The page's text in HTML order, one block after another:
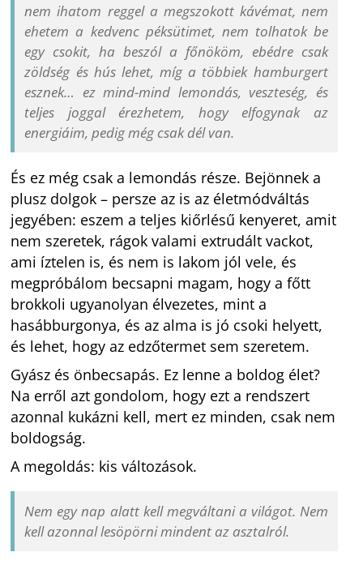
nem ihatom reggel a megszokott kávémat, nem
ehetem a kedvenc péksütimet, nem tolhatok be
egy csokit, ha beszól a főnököm, ebédre csak
zöldség és hús lehet, míg a többiek hamburgert
esznek… ez mind-mind lemondás, veszteség, és
teljes joggal érezhetem, hogy elfogynak az
energiáim, pedig még csak dél van.
És ez még csak a lemondás része. Bejönnek a
plusz dolgok – persze az is az életmódváltás
jegyében: eszem a teljes kiőrlésű kenyeret, amit
nem szeretek, rágok valami extrudált vackot,
ami íztelen is, és nem is lakom jól vele, és
megpróbálom becsapni magam, hogy a főtt
brokkoli ugyanolyan élvezetes, mint a
hasábburgonya, és az alma is jó csoki helyett,
és lehet, hogy az edzőtermet sem szeretem.
Gyász és önbecsapás. Ez lenne a boldog élet?
Na erről azt gondolom, hogy ezt a rendszert
azonnal kukázni kell, mert ez minden, csak nem
boldogság.
A megoldás: kis változások.
Nem egy nap alatt kell megváltani a világot. Nem
kell azonnal lesöpörni mindent az asztalról.